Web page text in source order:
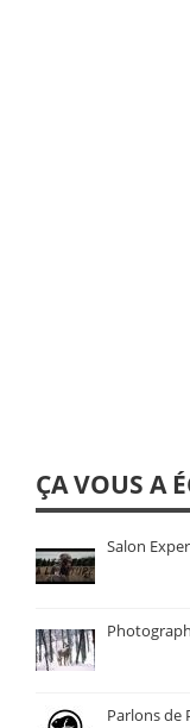
ÇA VOUS A
Salon
Parlons de